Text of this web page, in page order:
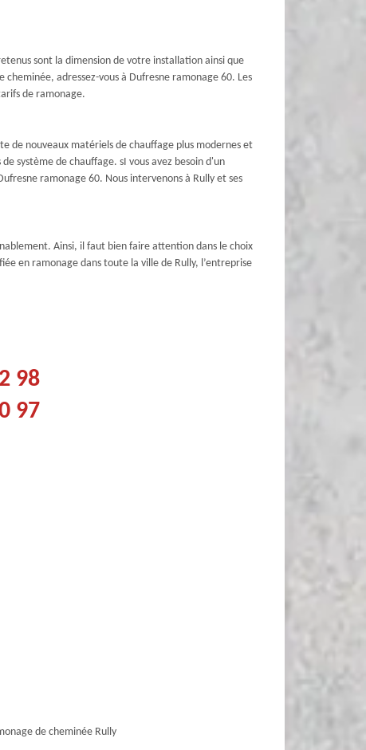
sont la dimension de votre installation ainsi que
adressez-vous à Dufresne ramonage 60. Les
de ramonage.
de nouveaux matériels de chauffage plus modernes et
système de chauffage. sI vous avez besoin d'un
ramonage 60. Nous intervenons à Rully et ses
Ainsi, il faut bien faire attention dans le choix
en ramonage dans toute la ville de Rully, l’entreprise
98
97
de cheminée Rully